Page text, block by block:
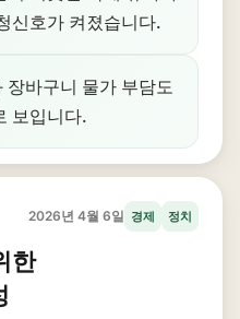
신호가 켜졌습니다.
장바구니 물가 부담도
보입니다.
2026년 4월 6일 경제 정치
한